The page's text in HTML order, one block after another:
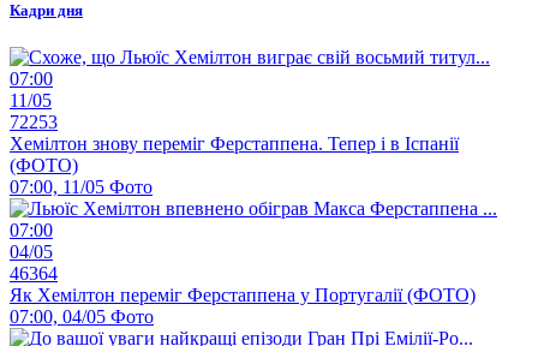
Кадри дня
07:00
11/05
72253
Хемілтон знову переміг Ферстаппена. Тепер і в Іспанії
(ФОТО)
07:00, 11/05 Фото
07:00
04/05
46364
Як Хемілтон переміг Ферстаппена у Португалії (ФОТО)
07:00, 04/05 Фото